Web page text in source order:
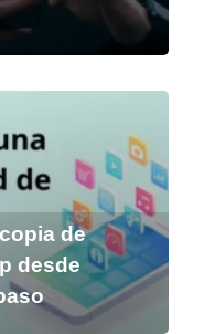
de
desde